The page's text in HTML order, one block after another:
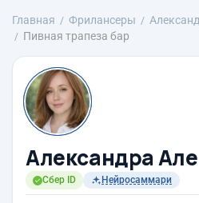
Главная Фрилансеры
Пивная трапеза бар
Александра
Сбер ID Нейросаммари